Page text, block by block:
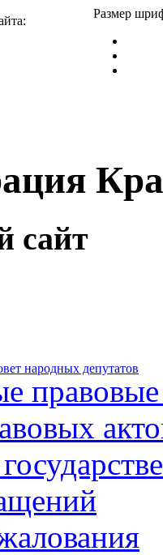
Размер
сайт
народных депутатов